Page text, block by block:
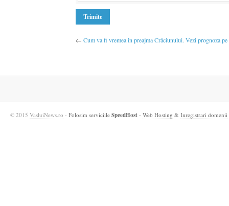
← Cum va fi vremea în preajma Crăciunului. Vezi prognoza pe
© 2015 VasluiNews.ro - Folosim serviciile SpeedHost - Web Hosting & Inregistrari domenii